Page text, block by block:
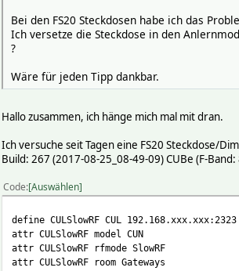
Bei den FS20 Steckdosen habe ich das
Ich versetze die Steckdose in den
?
Wäre für jeden Tipp dankbar.
Hallo zusammen, ich hänge mich mal mit dran.
Ich versuche seit Tagen eine FS20 Steckdose/
Build: 267 (2017-08-25_08-49-09) CUBe (F-
Code Auswählen
define CULSlowRF CUL
attr CULSlowRF model CUN
attr CULSlowRF rfmode SlowRF
attr CULSlowRF room Gateways